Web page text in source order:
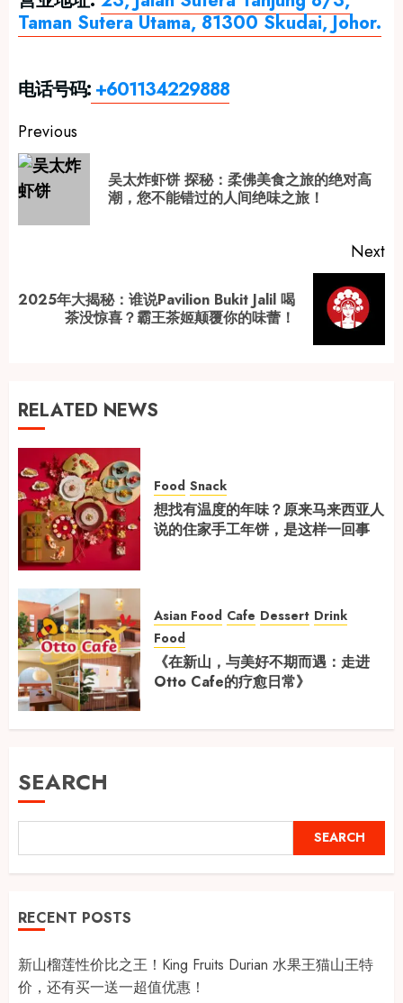
Taman Sutera Utama, 81300 Skudai, Johor.
电话号码: +601134229888
Post
navigation
Previous
吴太炸虾饼 探秘：柔佛美食之旅的绝对高
潮，您不能错过的人间绝味之旅！
Next
Next
2025年大揭秘：谁说Pavilion Bukit Jalil 喝
茶没惊喜？霸王茶姬颠覆你的味蕾！
RELATED NEWS
Food Snack
想找有温度的年味？原来马来西亚人
说的住家手工年饼，是这样一回事
Asian Food Cafe Dessert Drink
Food
《在新山，与美好不期而遇：走进
Otto Cafe的疗愈日常》
SEARCH
SEARCH
RECENT POSTS
新山榴莲性价比之王！King Fruits Durian 水果王猫山王特
价，还有买一送一超值优惠！